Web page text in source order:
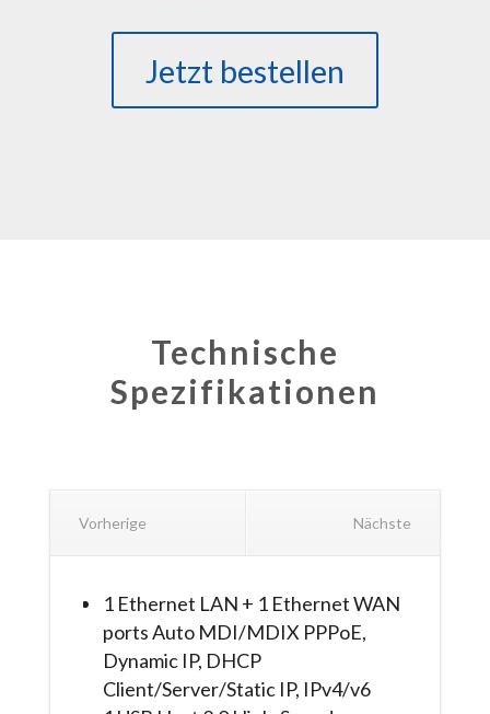
Jetzt bestellen
Technische
Spezifikationen
Nächste
Vorherige
1 Ethernet LAN + 1 Ethernet WAN
ports Auto MDI/MDIX PPPoE,
Dynamic IP, DHCP
Client/Server/Static IP, IPv4/v6